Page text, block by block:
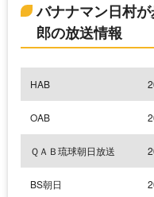
バナナマン日村
郎の放送情報
HAB
OAB
ＱＡＢ琉球朝日放送
BS朝日